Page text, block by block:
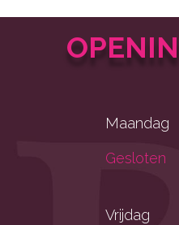
Maandag
Gesloten
Vrijdag